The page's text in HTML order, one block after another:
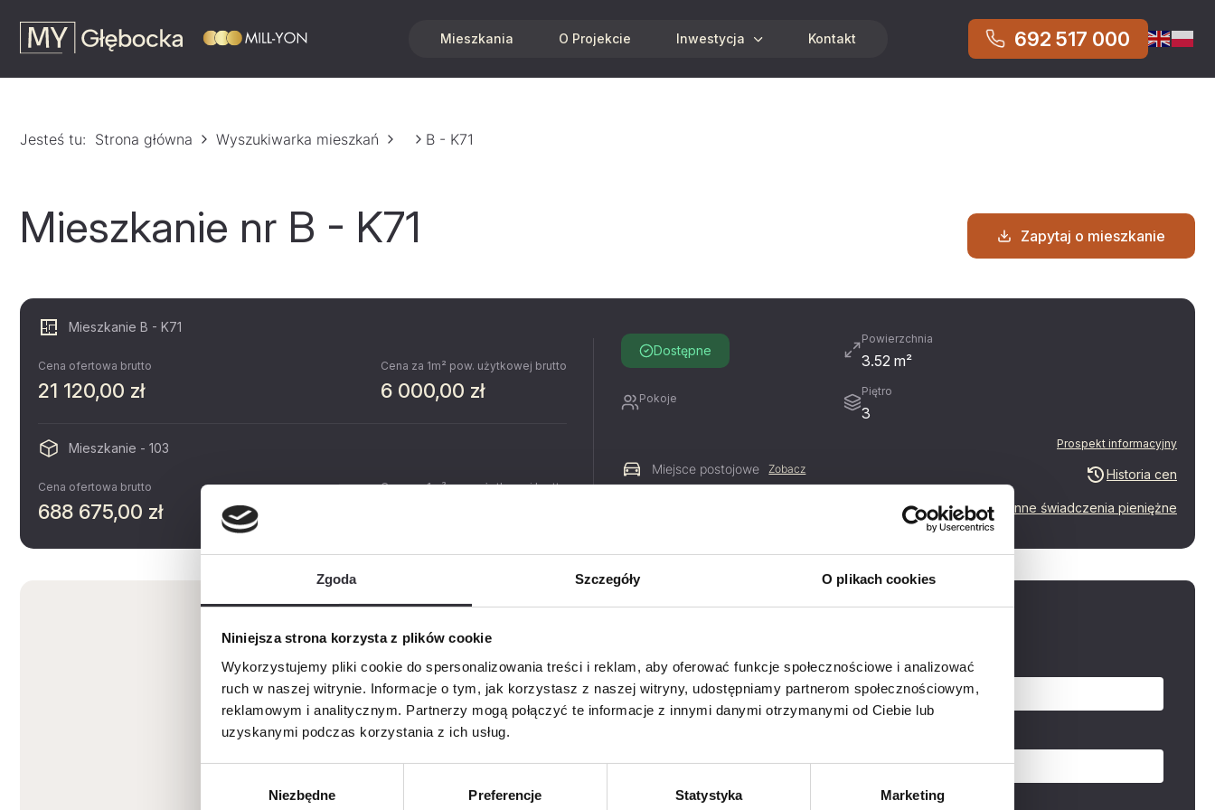
Zgoda Szczegóły O plikach cookies
Niniejsza strona korzysta z plików cookie
Wykorzystujemy pliki cookie do spersonalizowania treści i reklam, aby oferować funkcje społecznościowe i analizować
ruch w naszej witrynie. Informacje o tym, jak korzystasz z naszej witryny, udostępniamy partnerom społecznościowym,
reklamowym i analitycznym. Partnerzy mogą połączyć te informacje z innymi danymi otrzymanymi od Ciebie lub
uzyskanymi podczas korzystania z ich usług.
Niezbędne Preferencje Statystyka Marketing
Mieszkania O Projekcie Inwestycja Kontakt 692 517 000
Jesteś tu: Strona główna Wyszukiwarka mieszkań B - K71
Mieszkanie nr B - K71 Zapytaj o mieszkanie
Mieszkanie B - K71
Cena ofertowa brutto
21 120,00 zł
Cena za 1m² pow. użytkowej brutto
6 000,00 zł
Mieszkanie - 103
Cena ofertowa brutto
688 675,00 zł
Cena za 1m² pow. użytkowej brutto
Dostępne
Powierzchnia
3.52 m²
Pokoje
Piętro
3
Miejsce postojowe Zobacz
Prospekt informacyjny
Historia cen
Inne świadczenia pieniężne
Imię i nazwisko